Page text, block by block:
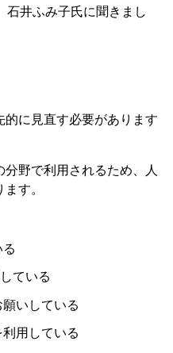
井ふみ子氏に聞きまし
的に見直す必要があります
野で利用されるため、人
す。
ている
いしている
用している